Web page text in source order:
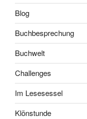
Blog
Buchbesprechung
Buchwelt
Challenges
Im Lesesessel
Klönstunde